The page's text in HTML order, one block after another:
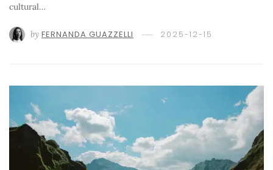
cultural…
by FERNANDA GUAZZELLI 2025-12-15